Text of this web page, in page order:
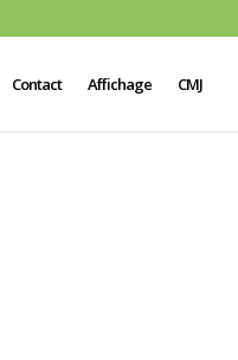
Contact Affichage CMJ